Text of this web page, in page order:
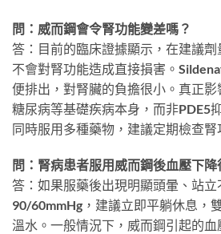
問：威而鋼會令腎功能變差嗎？
答：目前的臨床證據顯示，在建議劑
不會對腎功能造成直接損害。
便排出，對腎臟的負擔很小。真正影
糖尿病等基礎疾病本身，而非PDE5
同時服用多種藥物，建議定期檢查腎
問：腎病患者服用威而鋼後血壓下降
答：如果服藥後出現明顯頭暈、站
90/60mmHg，建議立即平躺休息，
溫水。一般情況下，威而鋼引起的